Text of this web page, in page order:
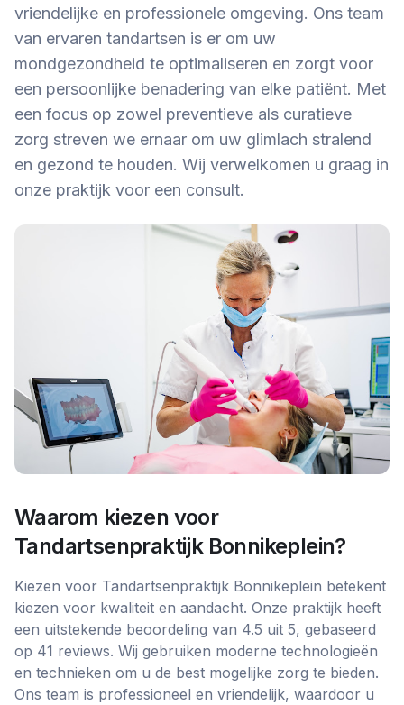
vriendelijke en professionele omgeving. Ons team
van ervaren tandartsen is er om uw
mondgezondheid te optimaliseren en zorgt voor
een persoonlijke benadering van elke patiënt. Met
een focus op zowel preventieve als curatieve
zorg streven we ernaar om uw glimlach stralend
en gezond te houden. Wij verwelkomen u graag in
onze praktijk voor een consult.
Waarom kiezen voor
Tandartsenpraktijk Bonnikeplein?
Kiezen voor Tandartsenpraktijk Bonnikeplein betekent
kiezen voor kwaliteit en aandacht. Onze praktijk heeft
een uitstekende beoordeling van 4.5 uit 5, gebaseerd
op 41 reviews. Wij gebruiken moderne technologieën
en technieken om u de best mogelijke zorg te bieden.
Ons team is professioneel en vriendelijk, waardoor u